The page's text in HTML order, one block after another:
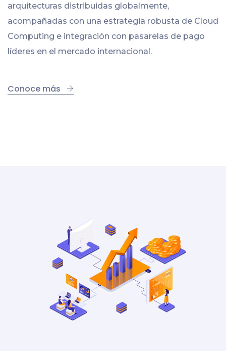
arquitecturas distribuidas globalmente,
acompañadas con una estrategia robusta de Cloud
Computing e integración con pasarelas de pago
líderes en el mercado internacional.
Conoce más